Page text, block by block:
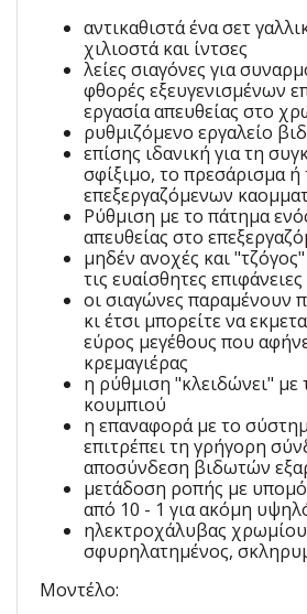
αντικαθιστά ένα σετ
χιλιοστά και ίντσες
λείες σιαγόνες για
φθορές εξευγενισμένων
εργασία απευθείας στο
ρυθμιζόμενο εργαλείο
επίσης ιδανική για τη
σφίξιμο, το πρεσάρισμα ή
επεξεργαζόμενων
Ρύθμιση με το πάτημα
απευθείας στο
μηδέν ανοχές και
τις ευαίσθητες
οι σιαγώνες παραμένουν
κι έτσι μπορείτε να
εύρος μεγέθους που
κρεμαγιέρας
η ρύθμιση "κλειδώνει" με
κουμπιού
η επαναφορά με το
επιτρέπει τη γρήγορη
αποσύνδεση βιδωτών
μετάδοση ροπής με
από 10 - 1 για ακόμη
ηλεκτροχάλυβας
σφυρηλατημένος,
Μοντέλο: